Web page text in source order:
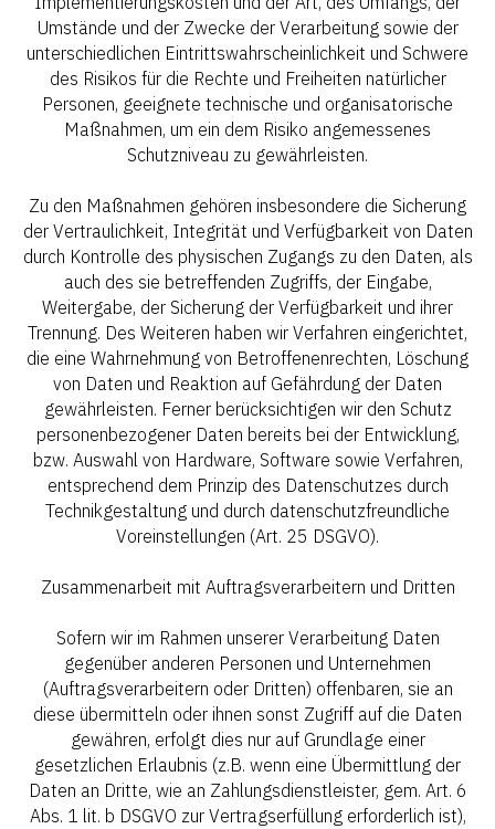
Umstände und der Zwecke der Verarbeitung sowie der
unterschiedlichen Eintrittswahrscheinlichkeit und Schwere
des Risikos für die Rechte und Freiheiten natürlicher
Personen, geeignete technische und organisatorische
Maßnahmen, um ein dem Risiko angemessenes
Schutzniveau zu gewährleisten.
Zu den Maßnahmen gehören insbesondere die Sicherung
der Vertraulichkeit, Integrität und Verfügbarkeit von Daten
durch Kontrolle des physischen Zugangs zu den Daten, als
auch des sie betreffenden Zugriffs, der Eingabe,
Weitergabe, der Sicherung der Verfügbarkeit und ihrer
Trennung. Des Weiteren haben wir Verfahren eingerichtet,
die eine Wahrnehmung von Betroffenenrechten, Löschung
von Daten und Reaktion auf Gefährdung der Daten
gewährleisten. Ferner berücksichtigen wir den Schutz
personenbezogener Daten bereits bei der Entwicklung,
bzw. Auswahl von Hardware, Software sowie Verfahren,
entsprechend dem Prinzip des Datenschutzes durch
Technikgestaltung und durch datenschutzfreundliche
Voreinstellungen (Art. 25 DSGVO).
Zusammenarbeit mit Auftragsverarbeitern und Dritten
Sofern wir im Rahmen unserer Verarbeitung Daten
gegenüber anderen Personen und Unternehmen
(Auftragsverarbeitern oder Dritten) offenbaren, sie an
diese übermitteln oder ihnen sonst Zugriff auf die Daten
gewähren, erfolgt dies nur auf Grundlage einer
gesetzlichen Erlaubnis (z.B. wenn eine Übermittlung der
Daten an Dritte, wie an Zahlungsdienstleister, gem. Art. 6
Abs. 1 lit. b DSGVO zur Vertragserfüllung erforderlich ist),